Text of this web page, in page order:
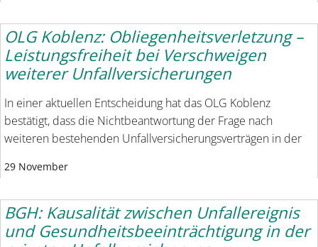
OLG Koblenz: Obliegenheitsverletzung –
Leistungsfreiheit bei Verschweigen
weiterer Unfallversicherungen
In einer aktuellen Entscheidung hat das OLG Koblenz
bestätigt, dass die Nichtbeantwortung der Frage nach
weiteren bestehenden Unfallversicherungsverträgen in der
29 November
BGH: Kausalität zwischen Unfallereignis
und Gesundheitsbeeinträchtigung in der